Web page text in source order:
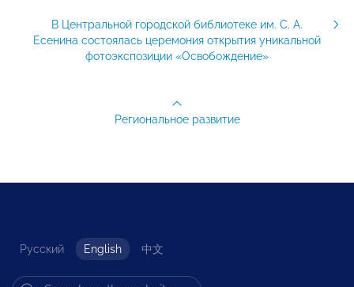
В Центральной городской библиотеке им. С. А.
Есенина состоялась церемония открытия уникальной
фотоэкспозиции «Освобождение»
Региональное развитие
Русский English 中文